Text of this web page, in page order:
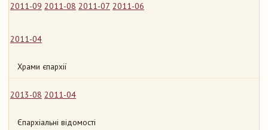
2011-09 2011-08 2011-07 2011-06
2011-04
Храми єпархії
2013-08 2011-04
Єпархіальні відомості